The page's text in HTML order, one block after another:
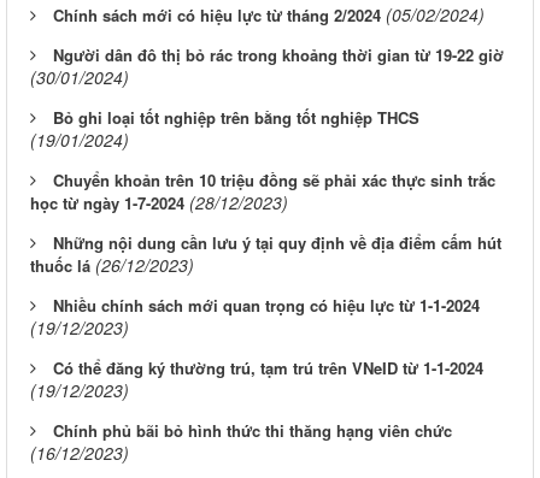
Chính sách mới có hiệu lực từ tháng 2/2024 (05/02/2024)
Người dân đô thị bỏ rác trong khoảng thời gian từ 19-22 giờ
(30/01/2024)
Bỏ ghi loại tốt nghiệp trên bằng tốt nghiệp THCS
(19/01/2024)
Chuyển khoản trên 10 triệu đồng sẽ phải xác thực sinh trắc
học từ ngày 1-7-2024 (28/12/2023)
Những nội dung cần lưu ý tại quy định về địa điểm cấm hút
thuốc lá (26/12/2023)
Nhiều chính sách mới quan trọng có hiệu lực từ 1-1-2024
(19/12/2023)
Có thể đăng ký thường trú, tạm trú trên VNeID từ 1-1-2024
(19/12/2023)
Chính phủ bãi bỏ hình thức thi thăng hạng viên chức
(16/12/2023)